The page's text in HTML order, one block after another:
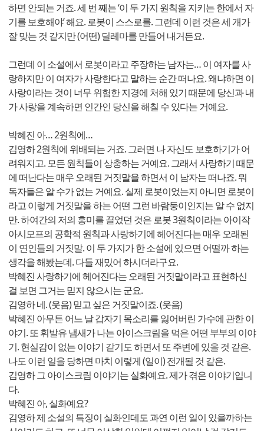
하면 안되는 거죠. 세 번 째는 ‘이 두 가지 원칙을 지키는 한에서 자
기를 보호해야’ 해요. 로봇이 스스로를. 그런데 이런 것은 세 개가
잘 맞는 것 같지만 (어떤) 딜레마를 만들어 내거든요.
그런데 이 소설에서 로봇이라고 주장하는 남자는… 이 여자를 사
랑하지만 이 여자가 사랑한다고 말하는 순간 떠나요. 왜냐하면 이
사랑이라는 것이 너무 위험한 지경에 처해 있기 때문에 당신과 내
가 사랑을 계속하면 인간인 당신을 해칠 수 있다는 거예요.
박혜진 아… 2원칙에…
김영하 2원칙에 위배되는 거죠. 그러면 나 자신도 보호하기가 어
려워지고. 모든 원칙들이 상충하는 거예요. 그래서 사랑하기 때문
에 떠난다는 매우 오래된 거짓말을 하면서 이 남자는 떠나죠. 뭐
독자들은 알 수가 없는 거예요. 실제 로봇이었는지 아니면 로봇이
라고 이렇게 거짓말을 하는 어떤 그런 바람둥이인지는 알 수 없지
만. 하여간의 저의 흥미를 끌었던 것은 로봇 3원칙이라는 아이작
아시모프의 공학적 원칙과 사랑하기에 헤어진다는 매우 오래된
이 연인들의 거짓말. 이 두 가지가 한 소설에 있으면 어떨까 하는
생각을 해봤는데. 다들 재밌어 하시더라구요.
박혜진 사랑하기에 헤어진다는 오래된 거짓말이라고 표현하신
걸 보면 그거는 믿지 않으시는 군요.
김영하 네. (웃음) 믿고 싶은 거짓말이죠. (웃음)
박혜진 아무튼 어느 날 갑자기 목소리를 잃어버린 가수에 관한 이
야기. 또 휘발유 냄새가 나는 아이스크림을 먹은 어떤 부부의 이야
기. 현실감이 없는 이야기 같기도 하면서 또 주변에 있을 것 같은.
나도 이런 일을 당하면 마치 이렇게 (일이) 전개될 것 같은.
김영하 그 아이스크림 이야기는 실화예요. 제가 겪은 이야기입니
다.
박혜진 아, 실화예요?
김영하 제 소설의 특징이 실화인데도 과연 이런 일이 있을까하는